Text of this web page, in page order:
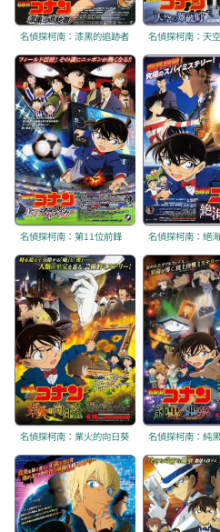
名偵探柯南：漆黑的追跡者 名偵探柯南：天
名偵探柯南：第11位前鋒 名偵探柯南：絕
名偵探柯南：業火的向日葵 名偵探柯南：純